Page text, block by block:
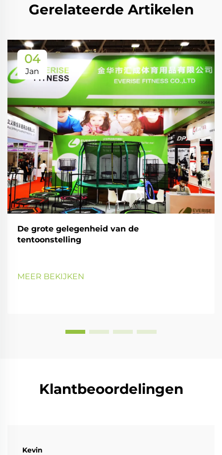
Gerelateerde Artikelen
04
Jan
De grote gelegenheid van de
tentoonstelling
MEER BEKIJKEN
Klantbeoordelingen
Kevin